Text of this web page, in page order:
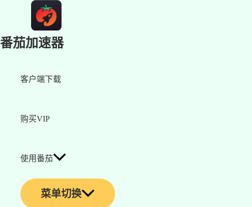
番茄加速器
客户端下载
购买VIP
使用番茄
菜单切换